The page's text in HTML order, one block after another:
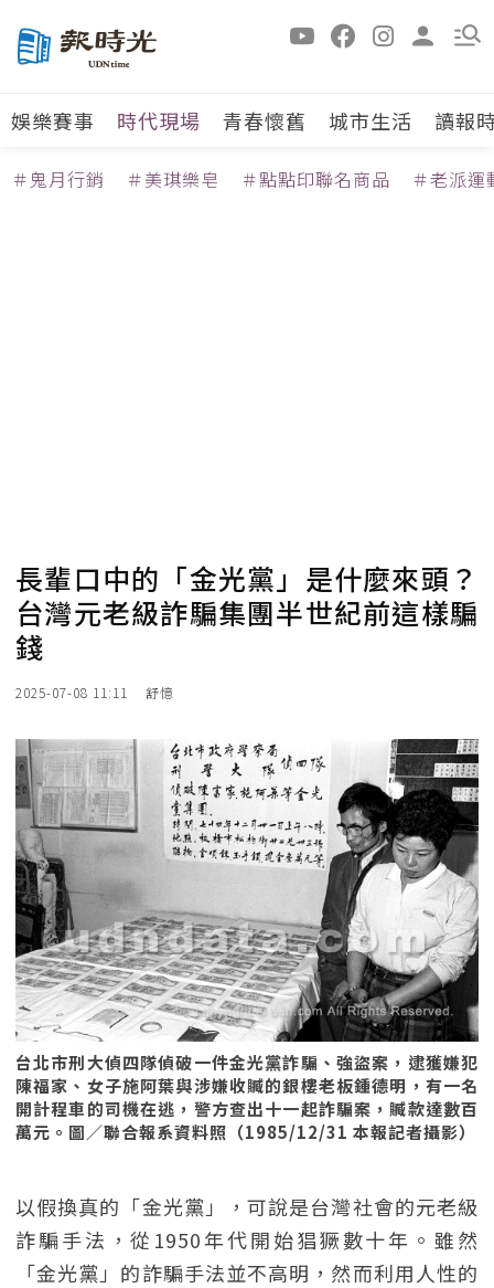
娛樂賽事 時代現場 青春懷舊 城市生活 讀報
＃鬼月行銷 ＃美琪樂皂 ＃點點印聯名商品 ＃老派運
長輩口中的「金光黨」是什麼來頭？
台灣元老級詐騙集團半世紀前這樣騙
錢
2025-07-08 11:11 舒憶
台北市刑大偵四隊偵破一件金光黨詐騙、強盜案，逮獲嫌犯
陳福家、女子施阿葉與涉嫌收贓的銀樓老板鍾德明，有一名
開計程車的司機在逃，警方查出十一起詐騙案，贓款達數百
萬元。圖／聯合報系資料照（1985/12/31 本報記者攝影）
以假換真的「金光黨」，可說是台灣社會的元老級
詐騙手法，從1950年代開始猖獗數十年。雖然
「金光黨」的詐騙手法並不高明，然而利用人性的